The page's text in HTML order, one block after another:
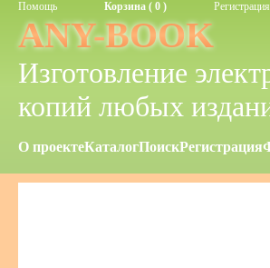
Помощь Корзина ( 0 ) Регистрация
ANY-BOOK
Изготовление
копий любых
О проектеКаталогПоискРегистрация